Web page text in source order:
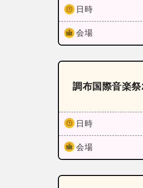
日時
会場
調布国際音楽
日時
会場